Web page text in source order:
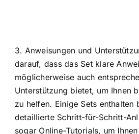
3. Anweisungen und
darauf, dass das Set klare
möglicherweise auch
Unterstützung bietet, um Ihnen
zu helfen. Einige Sets enthalten
detaillierte Schritt-für-Schritt-
sogar Online-Tutorials, um